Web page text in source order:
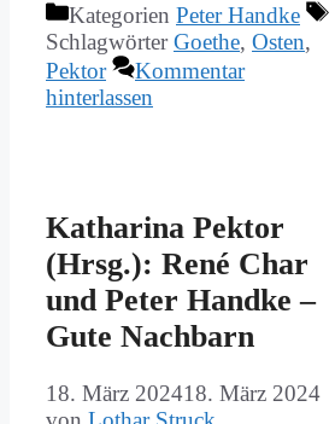
Kategorien Peter Handke
SchlagwörterGoethe, Osten,
Pektor
Kommentar
hinterlassen
Ka­tha­ri­na Pek­tor
(Hrsg.): Re­né Char
und Pe­ter Hand­ke –
Gu­te Nach­barn
18. März 202418. März 2024